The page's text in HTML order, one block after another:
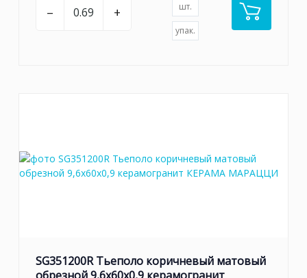
– + шт.
упак.
SG351200R Тьеполо коричневый матовый